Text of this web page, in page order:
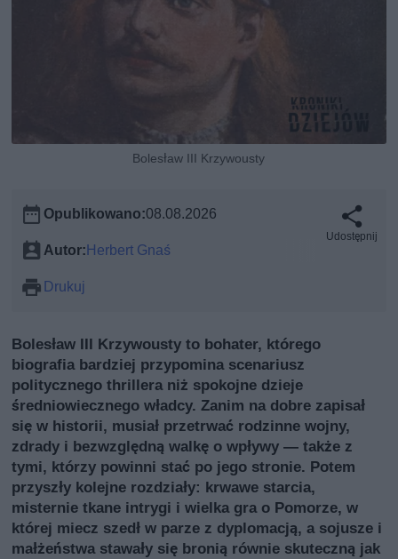
Bolesław III Krzywousty
Opublikowano:08.08.2026
Autor:Herbert Gnaś
Drukuj
Udostępnij
Bolesław III Krzywousty to bohater, którego
biografia bardziej przypomina scenariusz
politycznego thrillera niż spokojne dzieje
średniowiecznego władcy. Zanim na dobre zapisał
się w historii, musiał przetrwać rodzinne wojny,
zdrady i bezwzględną walkę o wpływy — także z
tymi, którzy powinni stać po jego stronie. Potem
przyszły kolejne rozdziały: krwawe starcia,
misternie tkane intrygi i wielka gra o Pomorze, w
której miecz szedł w parze z dyplomacją, a sojusze i
małżeństwa stawały się bronią równie skuteczną jak